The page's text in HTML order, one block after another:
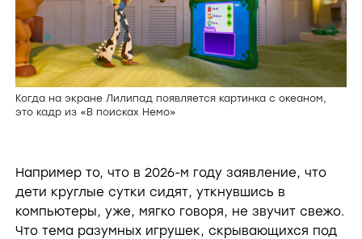
Когда на экране Лилипад появляется картинка с океаном,
это кадр из «В поисках Немо»
Например то, что в 2026-м году заявление, что
дети круглые сутки сидят, уткнувшись в
компьютеры, уже, мягко говоря, не звучит свежо.
Что тема разумных игрушек, скрывающихся под